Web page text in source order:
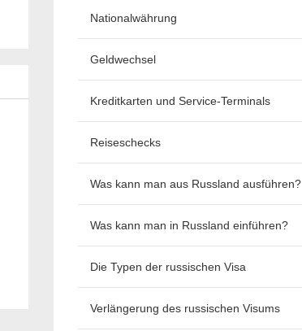
Nationalwährung
Geldwechsel
Kreditkarten und Service-Terminals
Reiseschecks
Was kann man aus Russland ausführen?
Was kann man in Russland einführen?
Die Typen der russischen Visa
Verlängerung des russischen Visums